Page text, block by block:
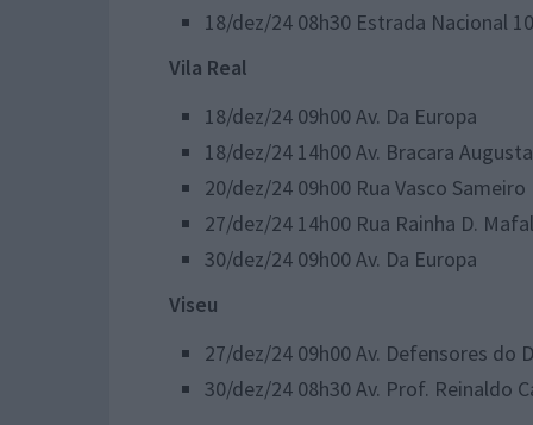
18/dez/24 08h30 Estrada Nacional
Vila Real
​18/dez/24 09h00 Av. Da Europa
18/dez/24 14h00 Av. Bracara
20/dez/24 09h00 Rua Vasco Sameiro
27/dez/24 14h00 Rua Rainha D.
30/dez/24 09h00 Av. Da Europa
Viseu
27/dez/24 09h00 Av. Defensores do
30/dez/24 08h30 Av. Prof. Reinaldo